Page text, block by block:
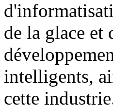
de la glace et
intelligents,
cette